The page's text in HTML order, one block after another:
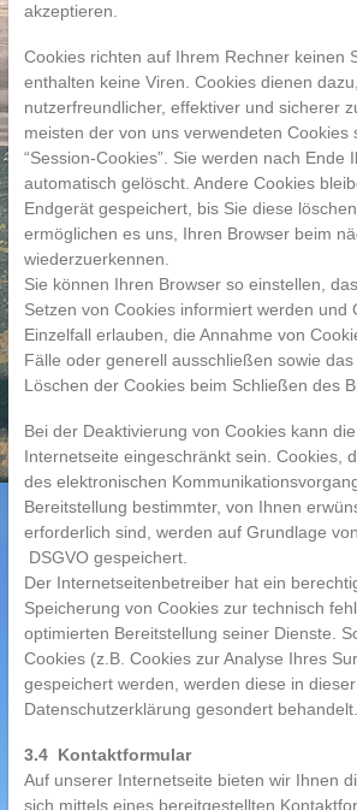
akzeptieren.
Cookies richten auf Ihrem Rechner keinen
enthalten keine Viren. Cookies dienen
nutzerfreundlicher, effektiver und sicherer
meisten der von uns verwendeten Cookies
“Session-Cookies”. Sie werden nach Ende
automatisch gelöscht. Andere Cookies
Endgerät gespeichert, bis Sie diese
ermöglichen es uns, Ihren Browser beim
wiederzuerkennen.
Sie können Ihren Browser so einstellen,
Setzen von Cookies informiert werden und
Einzelfall erlauben, die Annahme von
Fälle oder generell ausschließen sowie
Löschen der Cookies beim Schließen des
Bei der Deaktivierung von Cookies kann
Internetseite eingeschränkt sein. Cookies,
des elektronischen
Bereitstellung bestimmter, von Ihnen
erforderlich sind, werden auf Grundlage
DSGVO gespeichert.
Der Internetseitenbetreiber hat ein
Speicherung von Cookies zur technisch
optimierten Bereitstellung seiner Dienste.
Cookies (z.B. Cookies zur Analyse Ihres
gespeichert werden, werden diese in dieser
Datenschutzerklärung gesondert behandelt.
3.4 Kontaktformular
Auf unserer Internetseite bieten wir Ihnen
sich mittels eines bereitgestellten